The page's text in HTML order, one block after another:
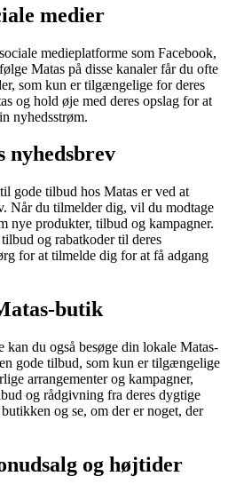
medier
medieplatforme som Facebook,
Matas på disse kanaler får du ofte
som kun er tilgængelige for deres
og hold øje med deres opslag for at
nyhedsstrøm.
nyhedsbrev
gode tilbud hos Matas er ved at
Når du tilmelder dig, vil du modtage
nye produkter, tilbud og kampagner.
og rabatkoder til deres
for at tilmelde dig for at få adgang
butik
du også besøge din lokale Matas-
gode tilbud, som kun er tilgængelige
arrangementer og kampagner,
og rådgivning fra deres dygtige
og se, om der er noget, der
og højtider